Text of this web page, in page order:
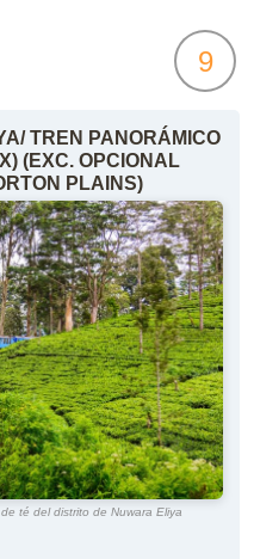
9
TREN PANORÁMICO
(EXC. OPCIONAL
PLAINS)
té del distrito de Nuwara Eliya